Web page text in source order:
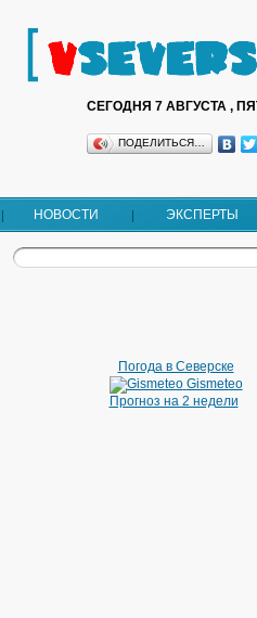
СЕГОДНЯ 7 АВГУСТА ,
ПОДЕЛИТЬСЯ…
НОВОСТИ ЭКСПЕРТЫ
Погода в Северске
Gismeteo
Прогноз на 2 недели